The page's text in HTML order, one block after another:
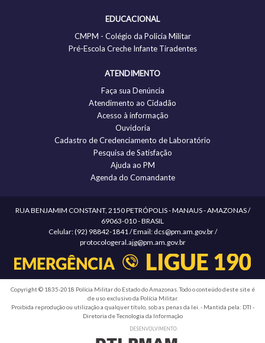
EDUCACIONAL
CMPM - Colégio da Policia Militar
Pré-Escola Creche Infante Tiradentes
ATENDIMENTO
Faça sua Denúncia
Atendimento ao Cidadão
Acesso à informação
Ouvidoria
Cadastro de Credenciamento de Laboratório
Pesquisa de Satisfação
Ajuda ao PM
Agenda do Comandante
RUA BENJAMIM CONSTANT, 2150 PETRÓPOLIS - MANAUS - AMAZONAS /
69063-010 - BRASIL
Celular: (92) 98842-1841 / Email: dcs@pm.am.gov.br /
protocologeral.ajg@pm.am.gov.br
Copyright © 1835-2018 Polícia Militar do Estado do Amazonas. Todo o conteúdo deste site é
de uso exclusivo da Polícia Militar.
Proibida reprodução ou utilização a qualquer título, sob as penas da lei. - Mantida pela: DTI -
Diretoria de Tecnologia da Informação